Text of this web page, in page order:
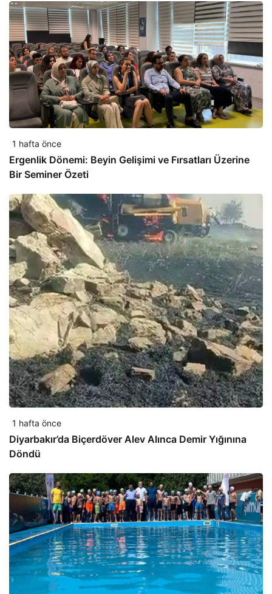
1 hafta önce
Ergenlik Dönemi: Beyin Gelişimi ve Fırsatları Üzerine
Bir Seminer Özeti
1 hafta önce
Diyarbakır’da Biçerdöver Alev Alınca Demir Yığınına
Döndü